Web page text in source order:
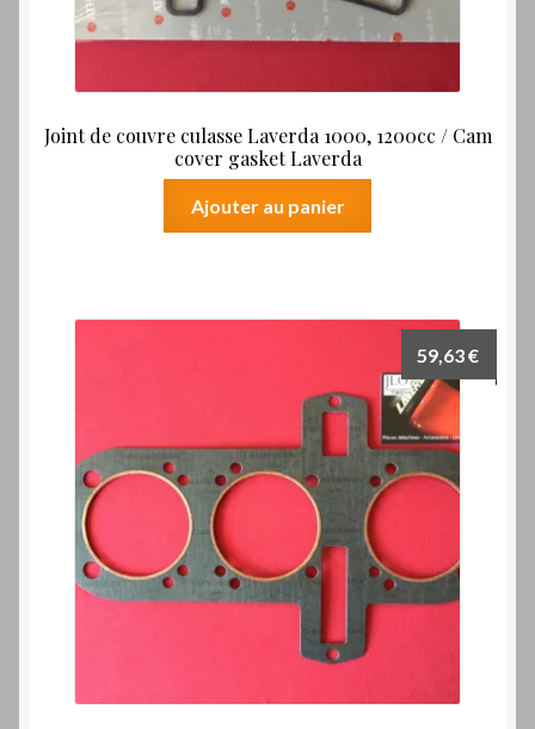
Joint de couvre culasse Laverda 1000, 1200cc / Cam
cover gasket Laverda
Ajouter au panier
59,63€